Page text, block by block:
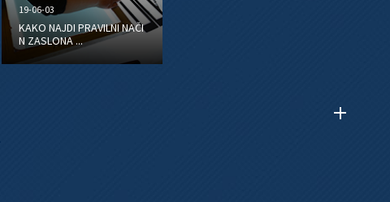
19-06-03
KAKO NAJDI PRAVILNI NAČI
N ZASLONA ...